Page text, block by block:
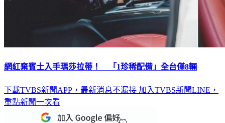
網紅棄賓士入手瑪莎拉蒂！ 「1珍稀配備」全台僅8輛
下載TVBS新聞APP，最新消息不漏接 加入TVBS新聞LINE，
重點新聞一次看